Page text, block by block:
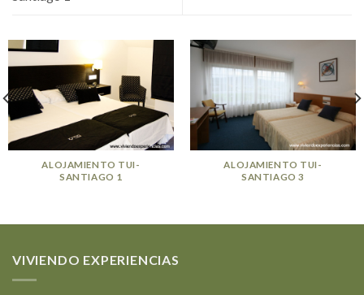
ALOJAMIENTO TUI-
SANTIAGO 1
ALOJAMIENTO TUI-
SANTIAGO 3
VIVIENDO EXPERIENCIAS